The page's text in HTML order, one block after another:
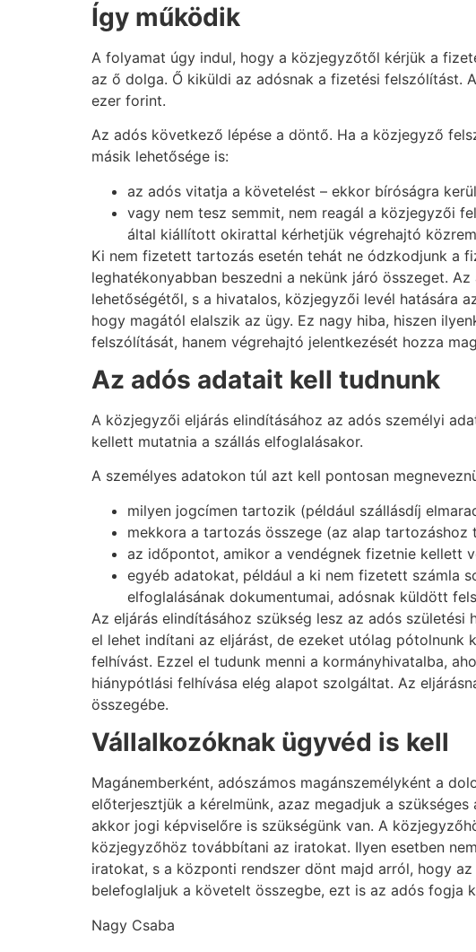
Így működik
A folyamat úgy indul, hogy a közjegyzőtől kérjük a
az ő dolga. Ő kiküldi az adósnak a fizetési felszólítást.
ezer forint.
Az adós következő lépése a döntő. Ha a közjegyző
másik lehetősége is:
az adós vitatja a követelést – ekkor bíróságra
vagy nem tesz semmit, nem reagál a közjegyzői
által kiállított okirattal kérhetjük végrehajtó
Ki nem fizetett tartozás esetén tehát ne ódzkodjunk a
leghatékonyabban beszedni a nekünk járó összeget.
lehetőségétől, s a hivatalos, közjegyzői levél hatására
hogy magától elalszik az ügy. Ez nagy hiba, hiszen
felszólítását, hanem végrehajtó jelentkezését hozza
Az adós adatait kell tudnunk
A közjegyzői eljárás elindításához az adós személyi
kellett mutatnia a szállás elfoglalásakor.
A személyes adatokon túl azt kell pontosan
milyen jogcímen tartozik (például szállásdíj
mekkora a tartozás összege (az alap
az időpontot, amikor a vendégnek fizetnie kellett
egyéb adatokat, például a ki nem fizetett számla
elfoglalásának dokumentumai, adósnak küldött
Az eljárás elindításához szükség lesz az adós
el lehet indítani az eljárást, de ezeket utólag
felhívást. Ezzel el tudunk menni a kormányhivatalba,
hiánypótlási felhívása elég alapot szolgáltat. Az
összegébe.
Vállalkozóknak ügyvéd is kell
Magánemberként, adószámos magánszemélyként a
előterjesztjük a kérelmünk, azaz megadjuk a
akkor jogi képviselőre is szükségünk van. A
közjegyzőhöz továbbítani az iratokat. Ilyen esetben
iratokat, s a központi rendszer dönt majd arról, hogy
belefoglaljuk a követelt összegbe, ezt is az adós fogja
Nagy Csaba